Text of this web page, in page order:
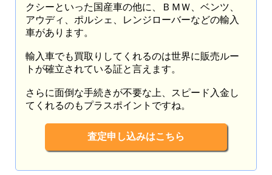
クシーといった国産車の他に、ＢＭＷ、ベンツ、
アウディ、ポルシェ、レンジローバーなどの輸入
車があります。
輸入車でも買取りしてくれるのは世界に販売ルー
トが確立されている証と言えます。
さらに面倒な手続きが不要な上、スピード入金し
てくれるのもプラスポイントですね。
査定申し込みはこちら